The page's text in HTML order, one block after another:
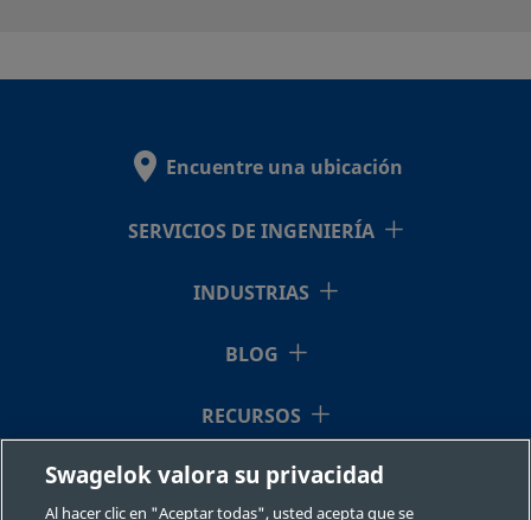
K4-7
- - -
140
-
Encuentre una ubicación
SERVICIOS DE INGENIERÍA
INDUSTRIAS
BLOG
RECURSOS
QUIÉNES SOMOS
Swagelok valora su privacidad
Al hacer clic en "Aceptar todas", usted acepta que se